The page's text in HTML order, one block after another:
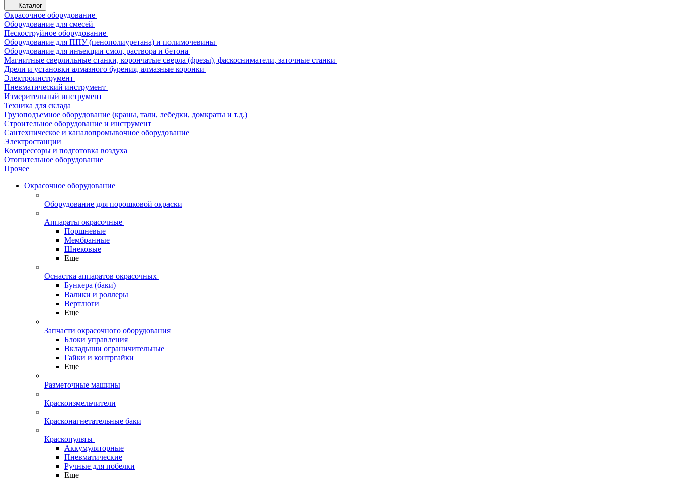
Каталог
Окрасочное оборудование
Оборудование для смесей
Пескоструйное оборудование
Оборудование для ППУ (пенополиуретана) и полимочевины
Оборудование для инъекции смол, раствора и бетона
Магнитные сверлильные станки, корончатые сверла (фрезы), фаскосниматели, заточные станки
Дрели и установки алмазного бурения, алмазные коронки
Электроинструмент
Пневматический инструмент
Измерительный инструмент
Техника для склада
Грузоподъемное оборудование (краны, тали, лебедки, домкраты и т.д.)
Строительное оборудование и инструмент
Сантехническое и каналопромывочное оборудование
Электростанции
Компрессоры и подготовка воздуха
Отопительное оборудование
Прочее
Окрасочное оборудование
Оборудование для порошковой окраски
Аппараты окрасочные
Поршневые
Мембранные
Шнековые
Еще
Оснастка аппаратов окрасочных
Бункера (баки)
Валики и роллеры
Вертлюги
Еще
Запчасти окрасочного оборудования
Блоки управления
Вкладыши ограничительные
Гайки и контргайки
Еще
Разметочные машины
Краскоизмельчители
Красконагнетательные баки
Краскопульты
Аккумуляторные
Пневматические
Ручные для побелки
Еще